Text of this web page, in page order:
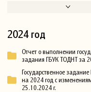
2024 год
Отчет о выполнении
задания ГБУК ТОДНТ за
Государственное
на 2024 год с
25.10.2024 г.